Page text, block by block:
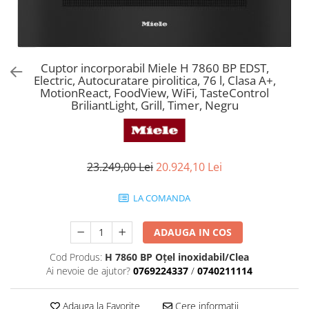
Aspiratoare verticale
Aspiratoare fara sac
Ingrijirea rufelor si a vaselor
Masini de spalat vase
Masini de spalat rufe
Masini de spalat rufe cu uscator
Cuptor incorporabil Miele H 7860 BP EDST,
Electric, Autocuratare pirolitica, 76 l, Clasa A+,
MotionReact, FoodView, WiFi, TasteControl
BriliantLight, Grill, Timer, Negru
23.249,00 Lei20.924,10 Lei
LA COMANDA
ADAUGA IN COS
Cod Produs: H 7860 BP Oţel inoxidabil/Clea
Ai nevoie de ajutor? 0769224337 / 0740211114
Adauga la Favorite Cere informatii